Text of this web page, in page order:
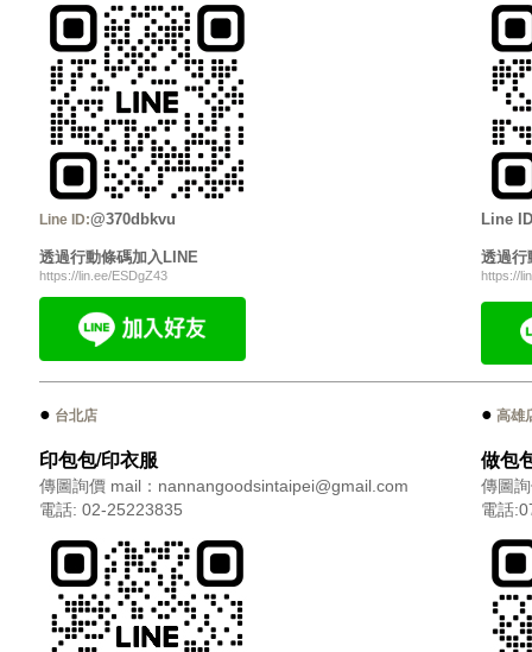
Line ID:@370dbkvu
透過行動條碼加入 LINE
https://lin.ee/ESDgZ43
Line
透過行
https://
● 台北店
印包包/印衣服
傳圖詢價 mail：nannangoodsintaipei@gmail.com
電話: 02-25223835
● 高雄
做包
傳圖
電話